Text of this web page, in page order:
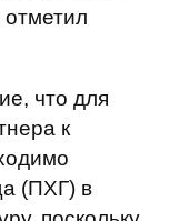
что для
к
(ПХГ) в